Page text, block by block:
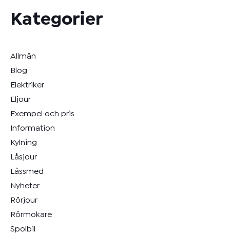
Kategorier
Allmän
Blog
Elektriker
Eljour
Exempel och pris
Information
Kylning
Låsjour
Låssmed
Nyheter
Rörjour
Rörmokare
Spolbil